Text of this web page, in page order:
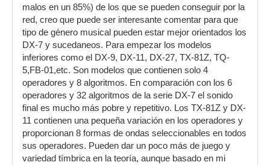
malos en un 85%) de los que se pueden conseguir por la
red, creo que puede ser interesante comentar para que
tipo de género musical pueden estar mejor orientados los
DX-7 y sucedaneos. Para empezar los modelos
inferiores como el DX-9, DX-11, DX-27, TX-81Z, TQ-
5,FB-01,etc. Son modelos que contienen solo 4
operadores y 8 algoritmos. En comparación con los 6
operadores y 32 algoritmos de la serie DX-7 el sonido
final es mucho más pobre y repetitivo. Los TX-81Z y DX-
11 contienen una pequeña variación en los operadores y
proporcionan 8 formas de ondas seleccionables en todos
sus operadores. Pueden dar un poco más de juego y
variedad tímbrica en la teoría, aunque basado en mi